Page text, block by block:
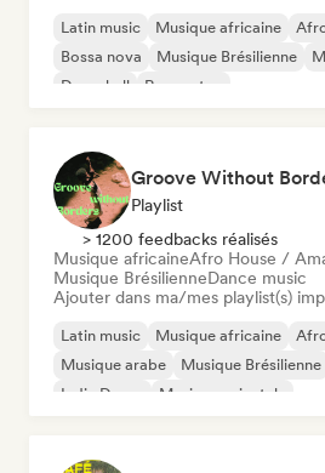
Latin music Musique africaine
Bossa nova
Musique Brésilienne
Dancehall
Reggaeton
Groove Without
Playlist
> 1200 feedbacks réalisés
Musique africaineAfro House /
Musique BrésilienneDance music
Ajouter dans ma/mes playlist(s)
Latin music Musique africaine
Musique arabe
Musique Brésilienne
Indie Dance
Musique orientale